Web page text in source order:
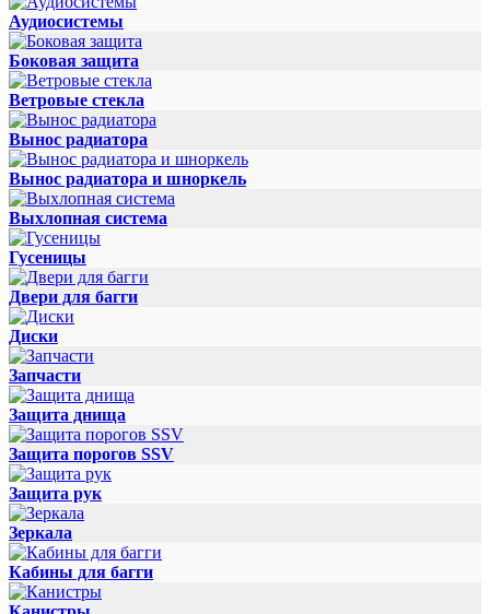
Аудиосистемы
Боковая защита
Ветровые стекла
Вынос радиатора
Вынос радиатора и шноркель
Выхлопная система
Гусеницы
Двери для багги
Диски
Запчасти
Защита днища
Защита порогов SSV
Защита рук
Зеркала
Кабины для багги